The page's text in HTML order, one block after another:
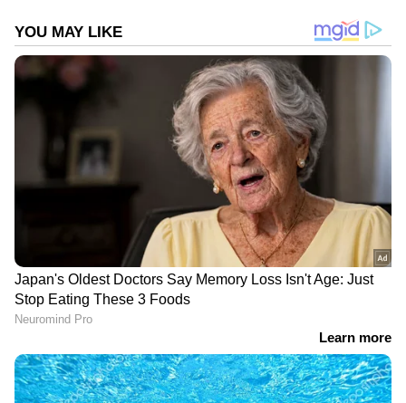
ഡ്രോണ്‍ ആക്രമുണ്ടായിരുന്നു. ഇന്ത്യക്കാര്‍
ജീവനക്കാരായി ഉണ്ടായിരുന്ന ഈ കപ്പലിൽ
നിന്നുള്ള സഹായ അഭ്യര്‍ത്ഥന ലഭിച്ചതിനെ
തുടര്‍ന്ന് ഐ.എന്‍.എസ് വിശാഖപട്ടണം
അടിയന്തിര സഹായവുമായി എത്തിയിരുന്നു.
DOWNLOAD APP
ഇന്ത്യയിലെയും ലോകമെമ്പാടുമുള്ള എല്ലാ
International Newsഅറിയാൻ എപ്പോഴും
ഏഷ്യാനെറ്റ് ന്യൂസ് വാർത്തകൾ.Malayalam